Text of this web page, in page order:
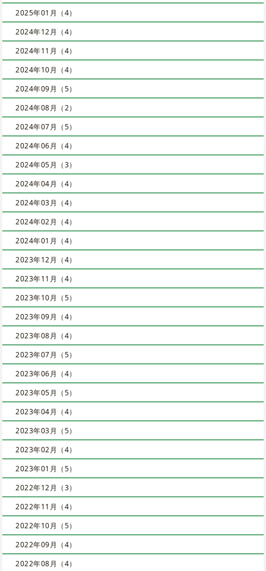
2025年01月（4）
2024年12月（4）
2024年11月（4）
2024年10月（4）
2024年09月（5）
2024年08月（2）
2024年07月（5）
2024年06月（4）
2024年05月（3）
2024年04月（4）
2024年03月（4）
2024年02月（4）
2024年01月（4）
2023年12月（4）
2023年11月（4）
2023年10月（5）
2023年09月（4）
2023年08月（4）
2023年07月（5）
2023年06月（4）
2023年05月（5）
2023年04月（4）
2023年03月（5）
2023年02月（4）
2023年01月（5）
2022年12月（3）
2022年11月（4）
2022年10月（5）
2022年09月（4）
2022年08月（4）